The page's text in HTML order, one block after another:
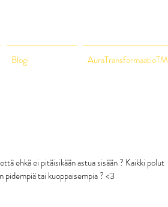
Blogi AuraTransformaatioTM
ehkä ei pitäisikään astua sisään ? Kaikki polut
pidempiä tai kuoppaisempia ? <3